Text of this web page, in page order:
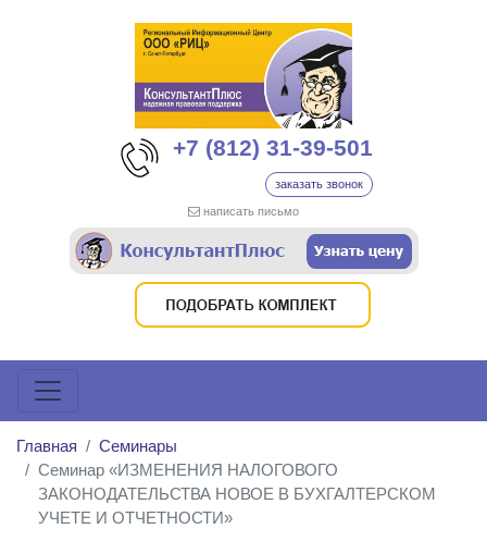
+7 (812) 31-39-501
заказать звонок
написать письмо
Главная
Семинары
Семинар «ИЗМЕНЕНИЯ НАЛОГОВОГО
ЗАКОНОДАТЕЛЬСТВА НОВОЕ В БУХГАЛТЕРСКОМ
УЧЕТЕ И ОТЧЕТНОСТИ»